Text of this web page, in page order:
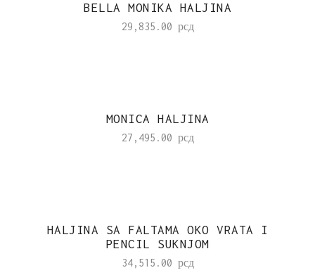
BELLA MONIKA HALJINA
29,835.00 рсд
MONICA HALJINA
27,495.00 рсд
HALJINA SA FALTAMA OKO VRATA I
PENCIL SUKNJOM
34,515.00 рсд